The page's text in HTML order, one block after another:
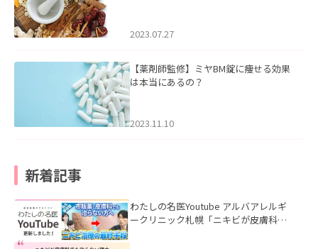
2023.07.27
【薬剤師監修】ミヤBM錠に痩せる効果
は本当にあるの？
2023.11.10
新着記事
わたしの名医Youtube アルバアレルギ
ークリニック札幌「ニキビが皮膚科で